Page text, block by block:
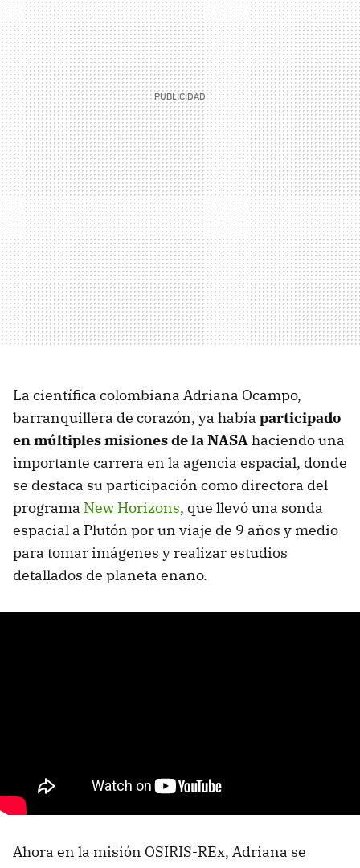
La científica colombiana Adriana Ocampo,
barranquillera de corazón, ya había participado
en múltiples misiones de la NASAhaciendo una
importante carrera en la agencia espacial, donde
se destaca su participación como directora del
programa New Horizons, que llevó una sonda
espacial a Plutón por un viaje de 9 años y medio
para tomar imágenes y realizar estudios
detallados de planeta enano.
Ahora en la misión OSIRIS-REx, Adriana se